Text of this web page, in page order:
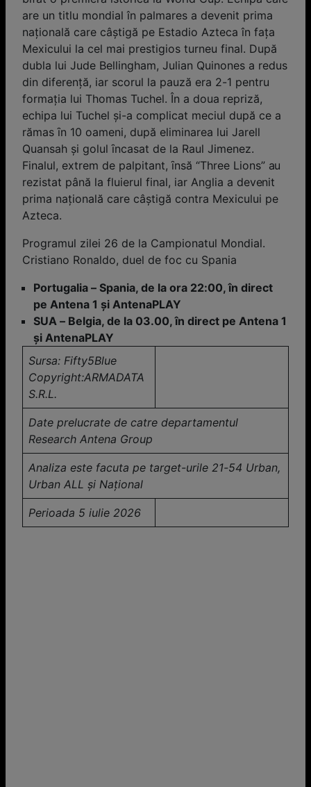
are un titlu mondial în palmares a devenit prima
națională care câștigă pe Estadio Azteca în fața
Mexicului la cel mai prestigios turneu final. După
dubla lui Jude Bellingham, Julian Quinones a redus
din diferență, iar scorul la pauză era 2-1 pentru
formația lui Thomas Tuchel. În a doua repriză,
echipa lui Tuchel și-a complicat meciul după ce a
rămas ȋn 10 oameni, după eliminarea lui Jarell
Quansah și golul ȋncasat de la Raul Jimenez.
Finalul, extrem de palpitant, ȋnsă “Three Lions” au
rezistat până la fluierul final, iar Anglia a devenit
prima națională care câștigă contra Mexicului pe
Azteca.
Programul zilei 26 de la Campionatul Mondial.
Cristiano Ronaldo, duel de foc cu Spania
Portugalia – Spania, de la ora 22:00, în direct
pe Antena 1 şi AntenaPLAY
SUA – Belgia, de la 03.00, în direct pe Antena 1
şi AntenaPLAY
Sursa: Fifty5Blue
Copyright:ARMADATA
S.R.L.
Date prelucrate de catre departamentul
Research Antena Group
Analiza este facuta pe target-urile 21-54 Urban,
Urban ALL și Național
Perioada 5 iulie 2026